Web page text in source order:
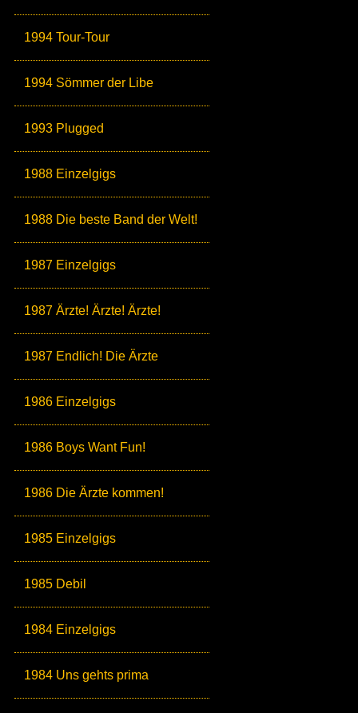
1994 Tour-Tour
1994 Sömmer der Libe
1993 Plugged
1988 Einzelgigs
1988 Die beste Band der Welt!
1987 Einzelgigs
1987 Ärzte! Ärzte! Ärzte!
1987 Endlich! Die Ärzte
1986 Einzelgigs
1986 Boys Want Fun!
1986 Die Ärzte kommen!
1985 Einzelgigs
1985 Debil
1984 Einzelgigs
1984 Uns gehts prima